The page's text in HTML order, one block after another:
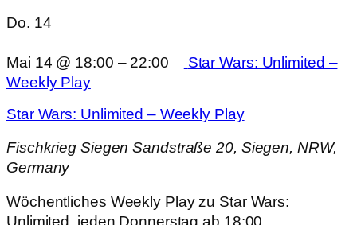
Do. 14
Mai 14 @ 18:00 – 22:00
Star Wars: Unlimited –
Weekly Play
Star Wars: Unlimited – Weekly Play
Fischkrieg SiegenSandstraße 20, Siegen, NRW,
Germany
Wöchentliches Weekly Play zu Star Wars: